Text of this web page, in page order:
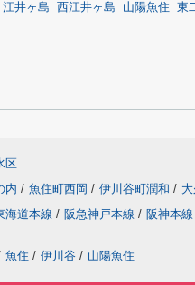
江井ヶ島 西江井ヶ島 山陽魚住 東
区
内 / 魚住町西岡 / 伊川谷町潤和 /
海道本線 / 阪急神戸本線 / 阪神本線
魚住 / 伊川谷 / 山陽魚住